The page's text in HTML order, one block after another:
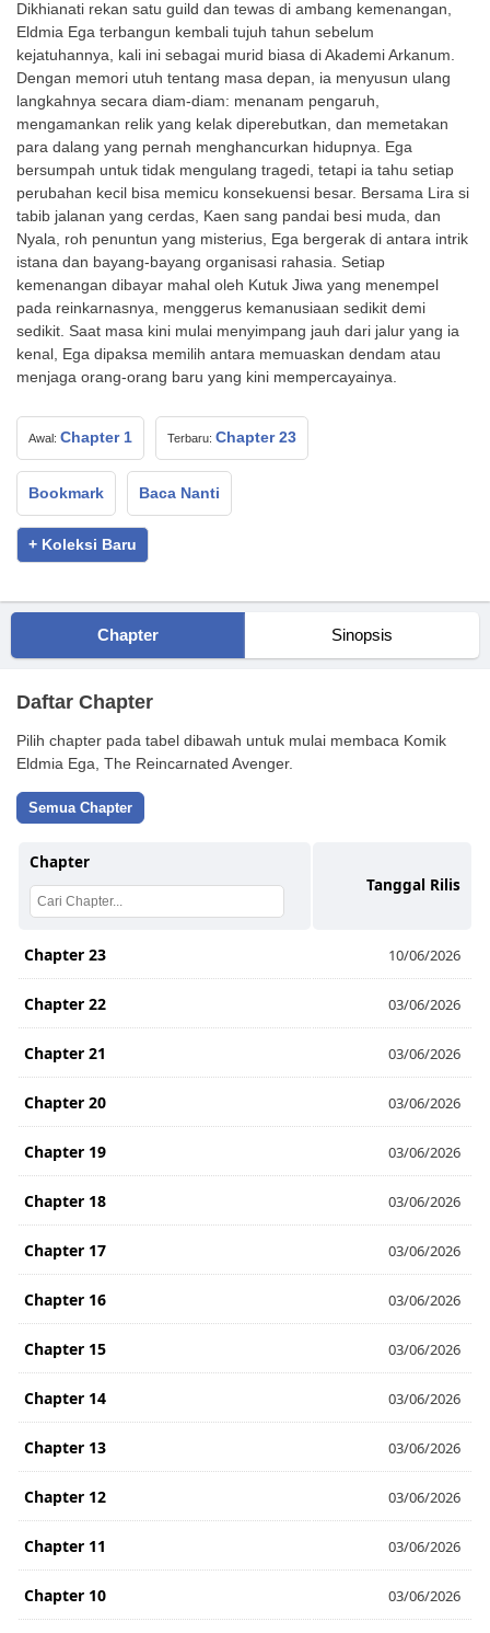
Dikhianati rekan satu guild dan tewas di ambang kemenangan,
Eldmia Ega terbangun kembali tujuh tahun sebelum
kejatuhannya, kali ini sebagai murid biasa di Akademi Arkanum.
Dengan memori utuh tentang masa depan, ia menyusun ulang
langkahnya secara diam-diam: menanam pengaruh,
mengamankan relik yang kelak diperebutkan, dan memetakan
para dalang yang pernah menghancurkan hidupnya. Ega
bersumpah untuk tidak mengulang tragedi, tetapi ia tahu setiap
perubahan kecil bisa memicu konsekuensi besar. Bersama Lira si
tabib jalanan yang cerdas, Kaen sang pandai besi muda, dan
Nyala, roh penuntun yang misterius, Ega bergerak di antara intrik
istana dan bayang-bayang organisasi rahasia. Setiap
kemenangan dibayar mahal oleh Kutuk Jiwa yang menempel
pada reinkarnasnya, menggerus kemanusiaan sedikit demi
sedikit. Saat masa kini mulai menyimpang jauh dari jalur yang ia
kenal, Ega dipaksa memilih antara memuaskan dendam atau
menjaga orang-orang baru yang kini mempercayainya.
Awal: Chapter 1 Terbaru: Chapter 23
Bookmark Baca Nanti
+ Koleksi Baru
Chapter Sinopsis
Daftar Chapter
Pilih chapter pada tabel dibawah untuk mulai membaca Komik
Eldmia Ega, The Reincarnated Avenger.
Semua Chapter
Chapter
Tanggal Rilis
Chapter 23 10/06/2026
Chapter 22 03/06/2026
Chapter 21 03/06/2026
Chapter 20 03/06/2026
Chapter 19 03/06/2026
Chapter 18 03/06/2026
Chapter 17 03/06/2026
Chapter 16 03/06/2026
Chapter 15 03/06/2026
Chapter 14 03/06/2026
Chapter 13 03/06/2026
Chapter 12 03/06/2026
Chapter 11 03/06/2026
Chapter 10 03/06/2026